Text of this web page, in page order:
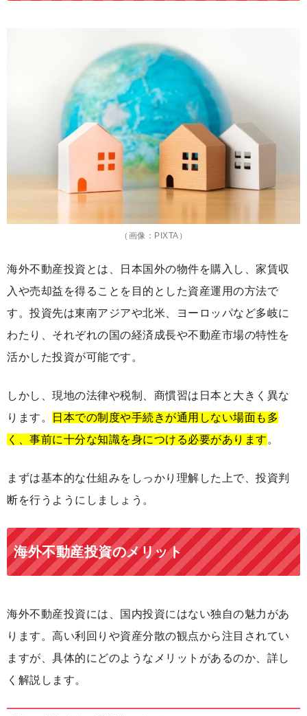
（画像：PIXTA）
海外不動産投資とは、日本国外の物件を購入し、家賃収
入や売却益を得ることを目的とした資産運用の方法で
す。投資先は東南アジアや北米、ヨーロッパなど多岐に
わたり、それぞれの国の経済成長や不動産市場の特性を
活かした投資が可能です。
しかし、現地の法律や税制、商慣習は日本と大きく異な
ります。
日本での制度や手続きが通用しない場面も多
く、事前に十分な知識を身につける必要があります 。
まずは基本的な仕組みをしっかり理解した上で、投資判
断を行うようにしましょう。
海外不動産投資のメリット
海外不動産投資には、国内投資にはない独自の魅力があ
ります。高い利回りや資産分散の観点から注目されてい
ますが、具体的にどのようなメリットがあるのか、詳し
く解説します。